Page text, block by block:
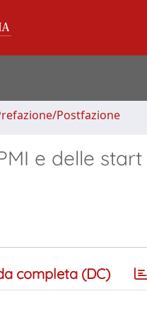
Postfazione
e delle
completa (DC)